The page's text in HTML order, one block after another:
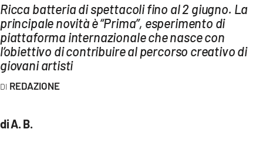
LaC
Network
LACPLAY.IT
LACTV.IT
LACONAIR.IT
Ricca batteria di spettacoli fino al 2 giugno. La
principale novità è “Prima”, esperimento di
piattaforma internazionale che nasce con
l’obiettivo di contribuire al percorso creativo di
giovani artisti
REDAZIONE
di A. B.